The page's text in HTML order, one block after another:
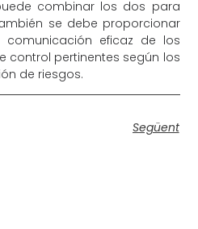
combinar los dos para
se debe proporcionar
eficaz de los
control pertinentes según los
de riesgos.
Següent